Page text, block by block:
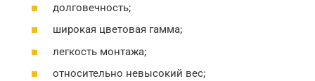
долговечность;
широкая цветовая гамма;
легкость монтажа;
относительно невысокий вес;